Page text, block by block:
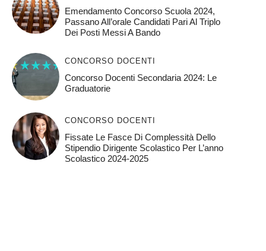
Emendamento Concorso Scuola 2024,
Passano All’orale Candidati Pari Al Triplo
Dei Posti Messi A Bando
CONCORSO DOCENTI
Concorso Docenti Secondaria 2024: Le
Graduatorie
CONCORSO DOCENTI
Fissate Le Fasce Di Complessità Dello
Stipendio Dirigente Scolastico Per L’anno
Scolastico 2024-2025